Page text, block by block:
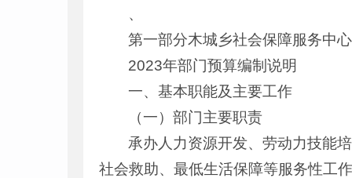
、
第一部分木城乡社会保障服务中
2023年部门预算编制说明
一、基本职能及主要工作
（一）部门主要职责
承办人力资源开发、劳动力技能
社会救助、最低生活保障等服务性工